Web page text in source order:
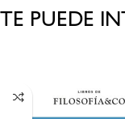
TE PUEDE